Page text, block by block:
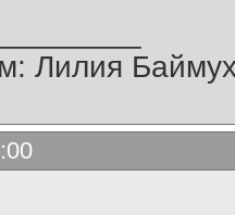
Лилия